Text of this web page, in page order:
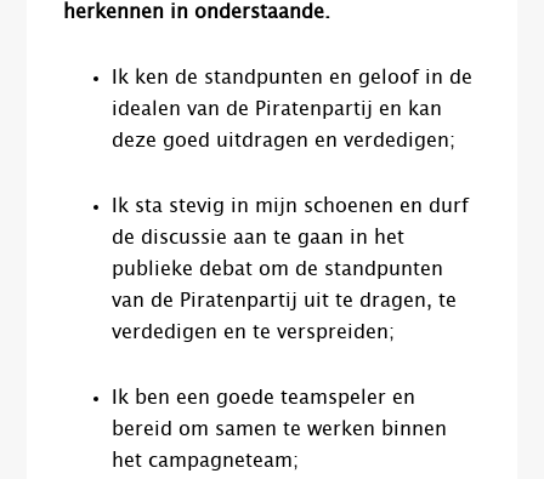
herkennen in onderstaande.
Ik ken de standpunten en geloof in de
idealen van de Piratenpartij en kan
deze goed uitdragen en verdedigen;
Ik sta stevig in mijn schoenen en durf
de discussie aan te gaan in het
publieke debat om de standpunten
van de Piratenpartij uit te dragen, te
verdedigen en te verspreiden;
Ik ben een goede teamspeler en
bereid om samen te werken binnen
het campagneteam;